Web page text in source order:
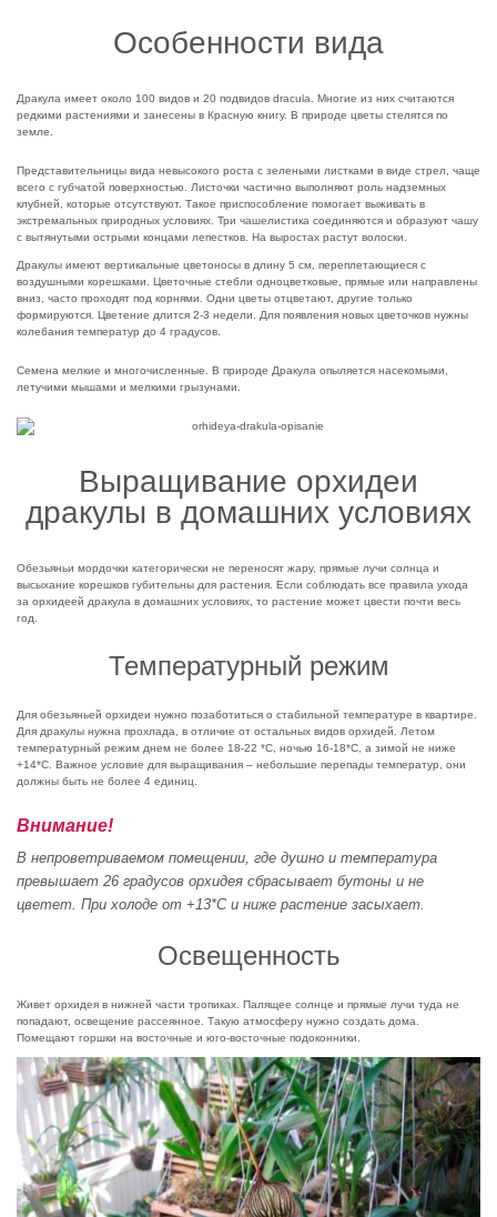
Особенности вида
Дракула имеет около 100 видов и 20 подвидов dracula. Многие из них считаются
редкими растениями и занесены в Красную книгу. В природе цветы стелятся по
земле.
Представительницы вида невысокого роста с зелеными листками в виде стрел, чаще
всего с губчатой поверхностью. Листочки частично выполняют роль надземных
клубней, которые отсутствуют. Такое приспособление помогает выживать в
экстремальных природных условиях. Три чашелистика соединяются и образуют чашу
с вытянутыми острыми концами лепестков. На выростах растут волоски.
Дракулы имеют вертикальные цветоносы в длину 5 см, переплетающиеся с
воздушными корешками. Цветочные стебли одноцветковые, прямые или направлены
вниз, часто проходят под корнями. Одни цветы отцветают, другие только
формируются. Цветение длится 2-3 недели. Для появления новых цветочков нужны
колебания температур до 4 градусов.
Семена мелкие и многочисленные. В природе Дракула опыляется насекомыми,
летучими мышами и мелкими грызунами.
Выращивание орхидеи
дракулы в домашних условиях
Обезьяньи мордочки категорически не переносят жару, прямые лучи солнца и
высыхание корешков губительны для растения. Если соблюдать все правила ухода
за орхидеей дракула в домашних условиях, то растение может цвести почти весь
год.
Температурный режим
Для обезьяньей орхидеи нужно позаботиться о стабильной температуре в квартире.
Для дракулы нужна прохлада, в отличие от остальных видов орхидей. Летом
температурный режим днем не более 18-22 *С, ночью 16-18*С, а зимой не ниже
+14*С. Важное условие для выращивания – небольшие перепады температур, они
должны быть не более 4 единиц.
Внимание!
В непроветриваемом помещении, где душно и температура
превышает 26 градусов орхидея сбрасывает бутоны и не
цветет. При холоде от +13*С и ниже растение засыхает.
Освещенность
Живет орхидея в нижней части тропиках. Палящее солнце и прямые лучи туда не
попадают, освещение рассеянное. Такую атмосферу нужно создать дома.
Помещают горшки на восточные и юго-восточные подоконники.